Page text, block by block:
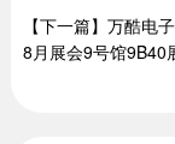
【下一篇】万酷电
8月展会9号馆9B40